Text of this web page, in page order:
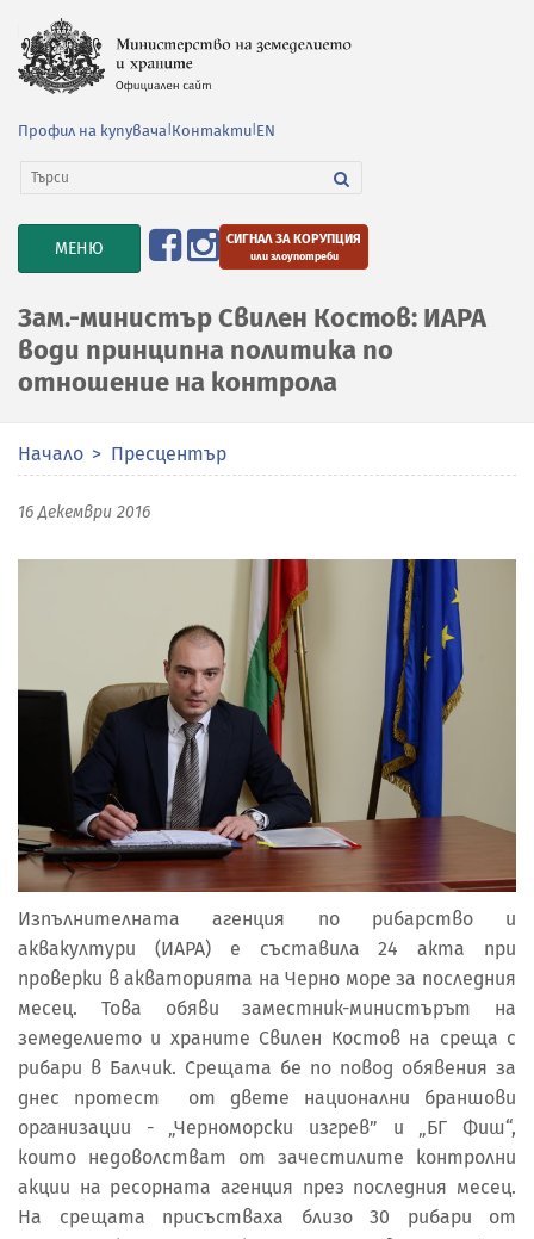
Профил на купувача Контакти EN
TOGGLE
NAVIGATION
МЕНЮ СИГНАЛ ЗА КОРУПЦИЯ
или злоупотреби
Зам.-министър Свилен Костов: ИАРА
води принципна политика по
отношение на контрола
Начало Пресцентър
16 Декември 2016
Изпълнителната агенция по рибарство и
аквакултури (ИАРА) е съставила 24 акта при
проверки в акваторията на Черно море за последния
месец. Това обяви заместник-министърът на
земеделието и храните Свилен Костов на среща с
рибари в Балчик. Срещата бе по повод обявения за
днес протест от двете национални браншови
организации - „Черноморски изгрев” и „БГ Фиш“,
които недоволстват от зачестилите контролни
акции на ресорната агенция през последния месец.
На срещата присъстваха близо 30 рибари от